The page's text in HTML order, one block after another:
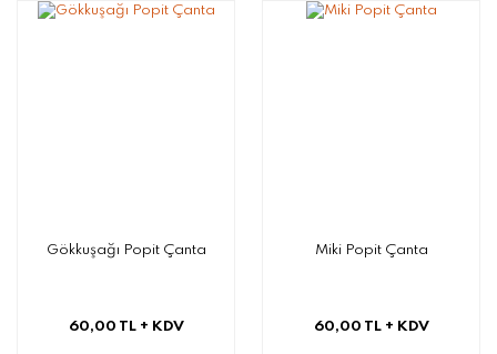
Gökkuşağı Popit Çanta
60,00 TL + KDV
Miki Popit Çanta
60,00 TL + KDV